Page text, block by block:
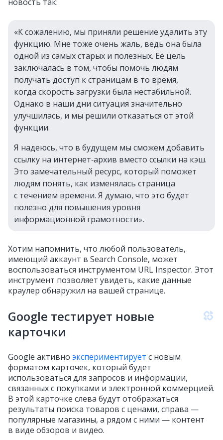
«К сожалению, мы приняли решение удалить эту
функцию. Мне тоже очень жаль, ведь она была
одной из самых старых и полезных. Её цель
заключалась в том, чтобы помочь людям
получать доступ к страницам в то время,
когда скорость загрузки была нестабильной.
Однако в наши дни ситуация значительно
улучшилась, и мы решили отказаться от этой
функции.
Я надеюсь, что в будущем мы сможем добавить
ссылку на интернет‑архив вместо ссылки на кэш.
Это замечательный ресурс, который поможет
людям понять, как изменялась страница
с течением времени. Я думаю, что это будет
полезно для повышения уровня
информационной грамотности».
Хотим напомнить, что любой пользователь,
имеющий аккаунт в Search Console, может
воспользоваться инструментом URL Inspector. Этот
инструмент позволяет увидеть, какие данные
краулер обнаружил на вашей странице.
Google тестирует новые
карточки
Google активно экспериментирует с новым
форматом карточек, который будет
использоваться для запросов и информации,
связанных с покупками и электронной коммерцией.
В этой карточке слева будут отображаться
результаты поиска товаров с ценами, справа —
популярные магазины, а рядом с ними — контент
в виде обзоров и видео.